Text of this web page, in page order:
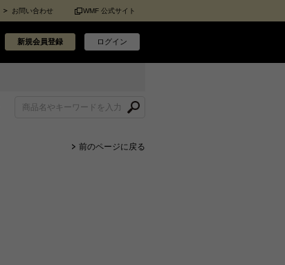
お問い合わせ WMF 公式サイト
新規会員登録 ログイン
前のページに戻る